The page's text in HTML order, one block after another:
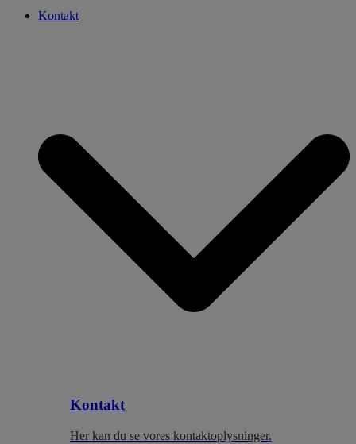
Kontakt
Kontakt
Her kan du se vores kontaktoplysninger.